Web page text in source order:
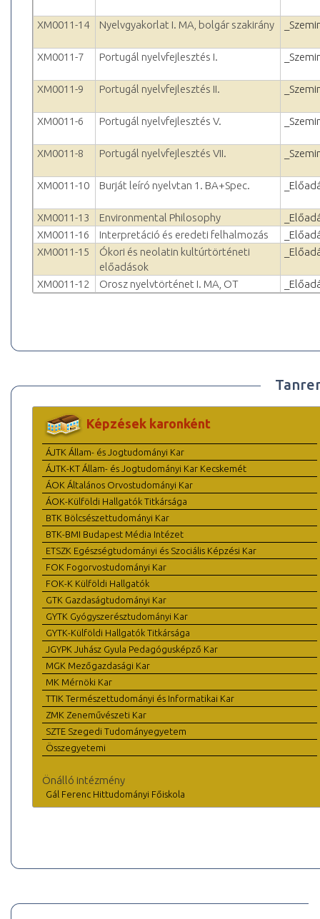
XM0011-14 Nyelvgyakorlat I. MA, bolgár szakirány
XM0011-7 Portugál nyelvfejlesztés I.
XM0011-9 Portugál nyelvfejlesztés II.
XM0011-6 Portugál nyelvfejlesztés V.
XM0011-8 Portugál nyelvfejlesztés VII.
XM0011-10 Burját leíró nyelvtan 1. BA+Spec.
XM0011-13 Environmental Philosophy
XM0011-16
Interpretáció és eredeti felhalmozás
XM0011-15
Ókori és neolatin kultúrtörténeti
előadások
XM0011-12 Orosz nyelvtörténet I. MA, OT
Képzések karonként
ÁJTK Állam- és Jogtudományi Kar
ÁJTK-KT Állam- és Jogtudományi Kar Kecskemét
ÁOK Általános Orvostudományi Kar
ÁOK-Külföldi Hallgatók Titkársága
BTK Bölcsészettudományi Kar
BTK-BMI Budapest Média Intézet
ETSZK Egészségtudományi és Szociális Képzési Kar
FOK Fogorvostudományi Kar
FOK-K Külföldi Hallgatók
GTK Gazdaságtudományi Kar
GYTK Gyógyszerésztudományi Kar
GYTK-Külföldi Hallgatók Titkársága
JGYPK Juhász Gyula Pedagógusképző Kar
MGK Mezőgazdasági Kar
MK Mérnöki Kar
TTIK Természettudományi és Informatikai Kar
ZMK Zeneművészeti Kar
SZTE Szegedi Tudományegyetem
Összegyetemi
Önálló intézmény
Gál Ferenc Hittudományi Főiskola